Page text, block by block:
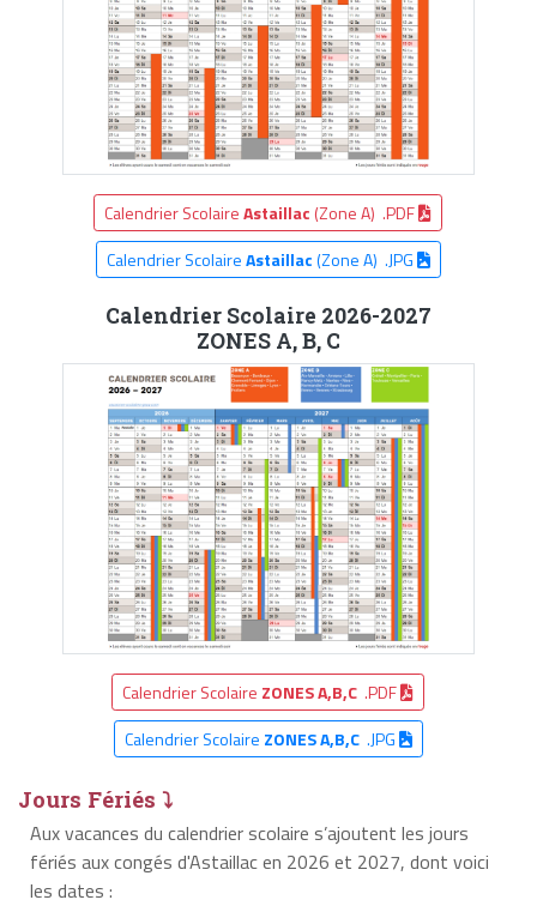
Calendrier ScolaireAstaillac (Zone A) .PDF
Calendrier ScolaireAstaillac(Zone A) .JPG
Calendrier Scolaire 2026-2027
ZONES A, B, C
Calendrier Scolaire ZONES A,B,C .PDF
Calendrier Scolaire ZONES A,B,C.JPG
Jours Fériés ⤵
Aux vacances du calendrier scolaire s’ajoutent les jours
fériés aux congés d'Astaillac en 2026 et 2027, dont voici
les dates :